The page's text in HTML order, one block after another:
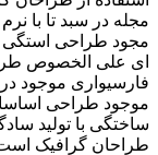
مجله در سبد تا با
مجود طراحی استگی
ای علی الخصوص
فارسیواری موجود در
موجود طراحی اساسا
ساختگی با تولید
طراحان گرافیک